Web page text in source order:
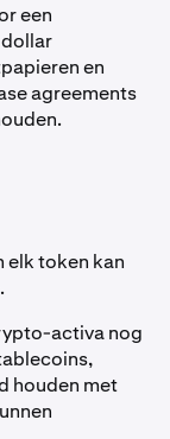
een
en
agreements
elk token kan
activa nog
houden met